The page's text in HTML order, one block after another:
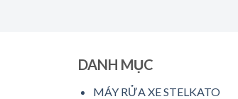
DANH MỤC
MÁY RỬA XE STELKATO